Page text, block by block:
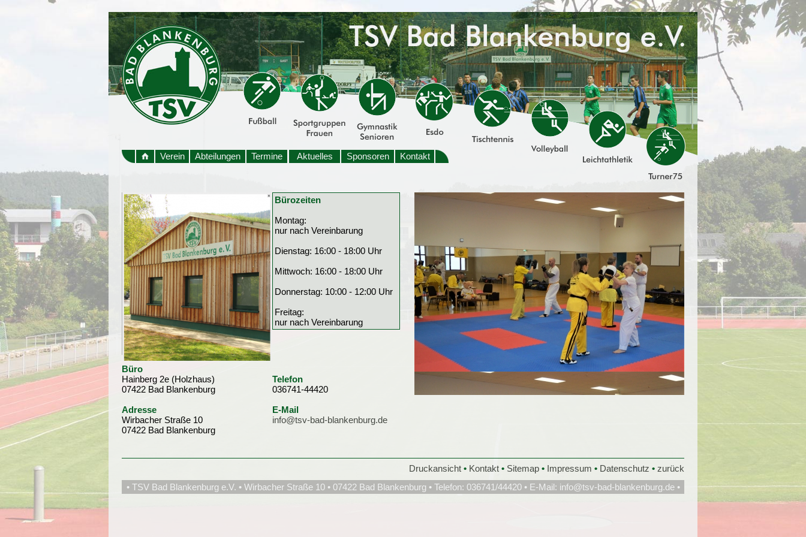
Verein Abteilungen Termine Aktuelles Sponsoren Kontakt
Bürozeiten
Montag:
nur nach Vereinbarung
Dienstag: 16:00 - 18:00 Uhr
Mittwoch: 16:00 - 18:00 Uhr
Donnerstag: 10:00 - 12:00 Uhr
Freitag:
nur nach Vereinbarung
Büro
Hainberg 2e (Holzhaus)
07422 Bad Blankenburg
Adresse
Wirbacher Straße 10
07422 Bad Blankenburg
Telefon
036741-44420
E-Mail
info@tsv-bad-blankenburg.de
Druckansicht • Kontakt • Sitemap • Impressum • Datenschutz • zurück
• TSV Bad Blankenburg e.V. • Wirbacher Straße 10 • 07422 Bad Blankenburg • Telefon: 036741/44420 • E-Mail: info@tsv-bad-blankenburg.de•